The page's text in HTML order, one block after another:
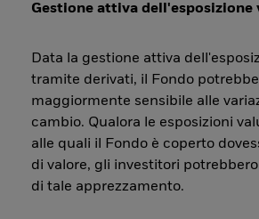
Gestione attiva dell'esposizione
Data la gestione attiva
tramite derivati, il Fondo
maggiormente sensibile alle
cambio. Qualora le esposizioni
alle quali il Fondo è coperto
di valore, gli investitori
di tale apprezzamento.